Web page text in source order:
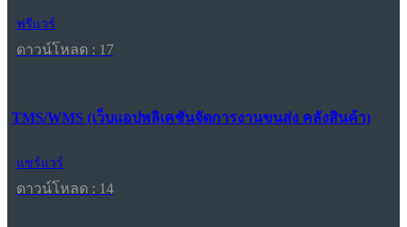
ฟรีแวร์
ดาวน์โหลด : 17
TMS/WMS (เว็บแอปพลิเคชันจัดการงานขนส่ง คลังสินค้า)
แชร์แวร์
ดาวน์โหลด : 14